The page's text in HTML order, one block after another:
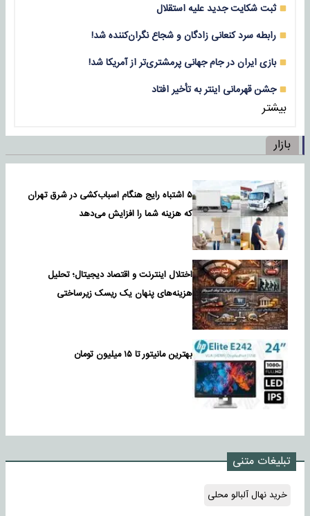
ثبت شکایت جدید علیه استقلال
رابطه سرد کنعانی زادگان و شجاع نگران‌کننده شد!
بازی‌ ایران در جام جهانی پرمشتری‌تر از آمریکا شد!
جشن قهرمانی اینتر به تأخیر افتاد
بیشتر
بازار
۵ اشتباه رایج هنگام اسباب‌کشی در شرق تهران
که هزینه شما را افزایش می‌دهد
اختلال اینترنت و اقتصاد دیجیتال؛ تحلیل
هزینه‌های پنهان یک ریسک زیرساختی
بهترین مانیتور تا ۱۵ میلیون تومان
تبلیغات متنی
خرید نهال آلبالو محلی